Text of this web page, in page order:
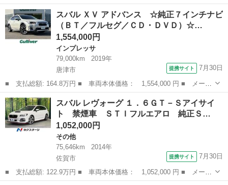
ー名： スバル ■ 車種名： レヴォーグ ■ グレード名： ＧＴ－
Ｈ ＥＸ ４ＷＤ １１．６インチ純正ナビ バックカメラ アイサ
イトＸ ...
佐賀 佐賀市
スバル ＸＶ アドバンス ☆純正７インチナビ
（ＢＴ／フルセグ／ＣＤ・ＤＶＤ）☆…
1,554,000円
インプレッサ
79,000km
2019年
唐津市
提携サイト 7月30日
■ 支払総額: 164.8万円 ■ 車両本体価格： 1,554,000 円 ■ メーカ
ー名： スバル ■ 車種名： ＸＶ ■ グレード名： アドバンス
☆純正７インチナビ（ＢＴ／フルセグ／ＣＤ・ＤＶＤ）☆バックカメ
ラ☆純正...
佐賀 唐津市 インプレッサ
スバル レヴォーグ １．６ＧＴ－Ｓアイサイ
ト 禁煙車 ＳＴＩフルエアロ 純正Ｓ…
1,052,000円
その他
75,646km
2014年
佐賀市
提携サイト 7月30日
■ 支払総額: 122.9万円 ■ 車両本体価格： 1,052,000 円 ■ メーカ
ー名： スバル ■ 車種名： レヴォーグ ■ グレード名： １．６